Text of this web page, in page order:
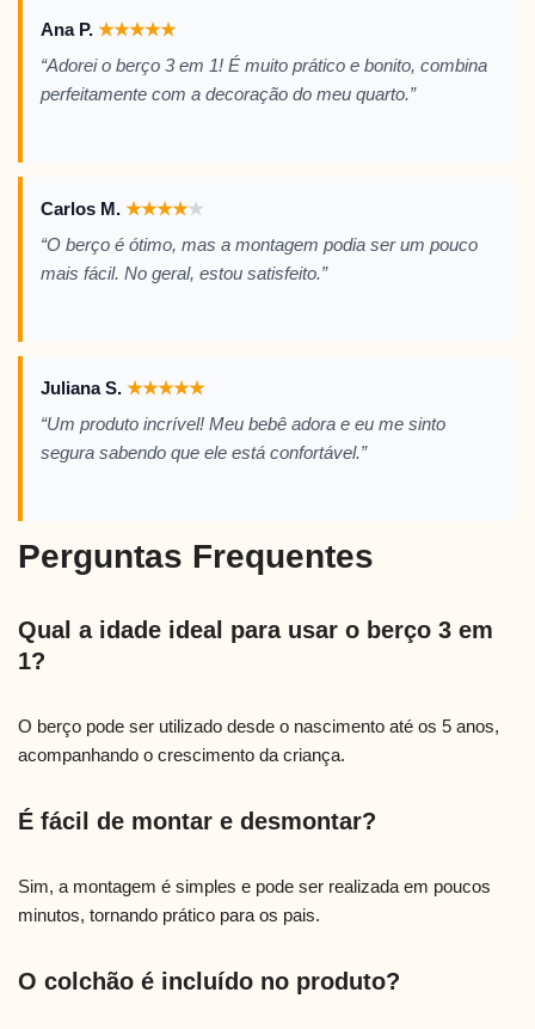
Ana P. ★★★★★
“Adorei o berço 3 em 1! É muito prático e bonito, combina
perfeitamente com a decoração do meu quarto.”
Carlos M. ★★★★★
“O berço é ótimo, mas a montagem podia ser um pouco
mais fácil. No geral, estou satisfeito.”
Juliana S. ★★★★★
“Um produto incrível! Meu bebê adora e eu me sinto
segura sabendo que ele está confortável.”
Perguntas Frequentes
Qual a idade ideal para usar o berço 3 em
1?
O berço pode ser utilizado desde o nascimento até os 5 anos,
acompanhando o crescimento da criança.
É fácil de montar e desmontar?
Sim, a montagem é simples e pode ser realizada em poucos
minutos, tornando prático para os pais.
O colchão é incluído no produto?